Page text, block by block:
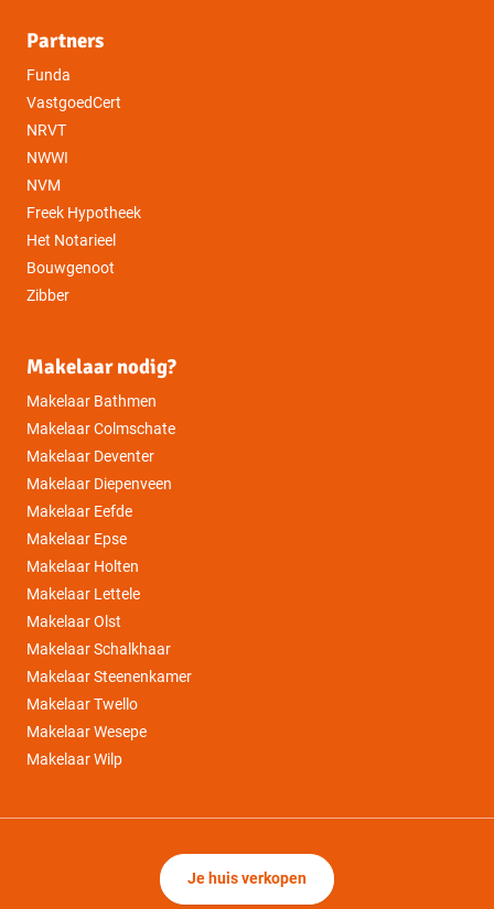
Partners
Funda
VastgoedCert
NRVT
NWWI
NVM
Freek Hypotheek
Het Notarieel
Bouwgenoot
Zibber
Makelaar nodig?
Makelaar Bathmen
Makelaar Colmschate
Makelaar Deventer
Makelaar Diepenveen
Makelaar Eefde
Makelaar Epse
Makelaar Holten
Makelaar Lettele
Makelaar Olst
Makelaar Schalkhaar
Makelaar Steenenkamer
Makelaar Twello
Makelaar Wesepe
Makelaar Wilp
Je huis verkopen